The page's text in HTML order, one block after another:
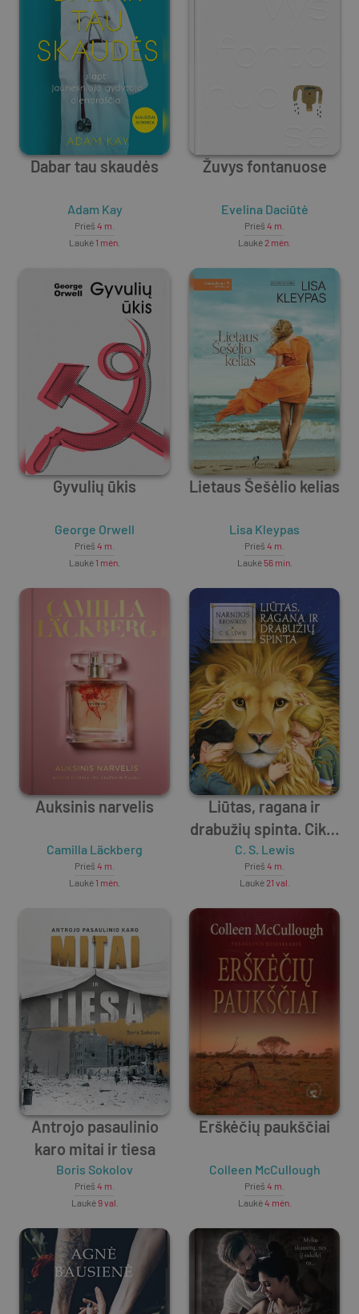
Dabar tau skaudės
Adam Kay
Prieš 4 m.
Laukė 1 mėn.
Žuvys fontanuose
Evelina Daciūtė
Prieš 4 m.
Laukė2 mėn.
Gyvulių ūkis
George Orwell
Prieš 4 m.
Laukė 1 mėn.
Lietaus Šešėlio kelias
Lisa Kleypas
Prieš 4 m.
Laukė56 min.
Auksinis narvelis
Camilla Läckberg
Prieš 4 m.
Laukė 1 mėn.
Liūtas, ragana ir
drabužių spinta. Ciklo
„Narnijos kronikos“
2-oji knyga
C. S. Lewis
Prieš 4 m.
Laukė21 val.
Antrojo pasaulinio
karo mitai ir tiesa
Boris Sokolov
Prieš 4 m.
Laukė9 val.
Erškėčių paukščiai
Colleen McCullough
Prieš 4 m.
Laukė4 mėn.